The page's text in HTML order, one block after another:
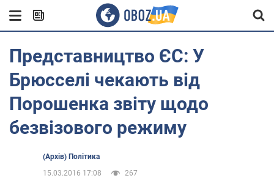
Представництво ЄС: У
Брюсселі чекають від
Порошенка звіту щодо
безвізового режиму
(Архів) Політика
15.03.2016 17:08
267